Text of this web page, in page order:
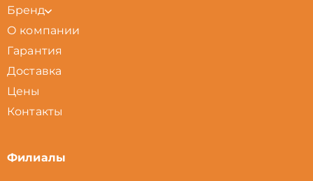
Бренд
О компании
Гарантия
Доставка
Цены
Контакты
Филиалы